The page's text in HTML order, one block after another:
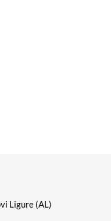
Ligure (AL)